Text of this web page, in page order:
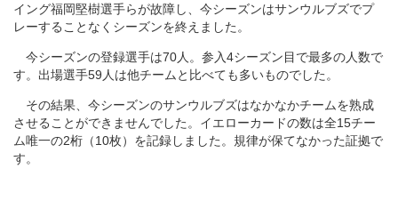
イング福岡堅樹選手らが故障し、今シーズンはサンウルブズでプ
レーすることなくシーズンを終えました。
今シーズンの登録選手は70人。参入4シーズン目で最多の人数で
す。出場選手59人は他チームと比べても多いものでした。
その結果、今シーズンのサンウルブズはなかなかチームを熟成
させることができませんでした。イエローカードの数は全15チー
ム唯一の2桁（10枚）を記録しました。規律が保てなかった証拠で
す。